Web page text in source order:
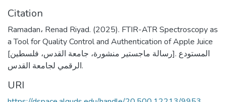
Citation
Ramadan، Renad Riyad. (2025). FTIR-ATR Spectroscopy as
a Tool for Quality Control and Authentication of Apple Juice
[رسالة ماجستير منشورة، جامعة القدس، فلسطين]. المستودع
الرقمي لجامعة القدس.
URI